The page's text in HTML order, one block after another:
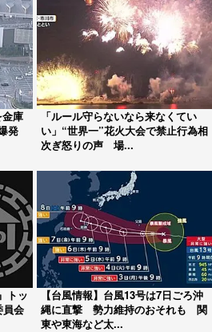
庫
発
「ルール守らないなら来なくてい
い」“世界一”花火大会で禁止行為相
次ぎ怒りの声 場...
トッ
員会
【台風情報】台風13号は7日ごろ沖
縄に直撃 勢力維持のおそれも 関
東や東海など太...